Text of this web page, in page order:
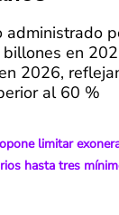
administrado
en
2026,
al 60 %
limitar
hasta tres